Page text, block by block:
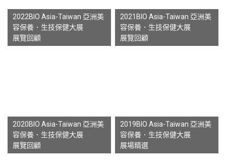
2022BIO Asia-Taiwan 亞洲美
容保養．生技保健大展
展覽回顧
2021BIO Asia-Taiwan 亞洲美
容保養．生技保健大展
展覽回顧
2020BIO Asia-Taiwan 亞洲美
容保養．生技保健大展
展覽回顧
2019BIO Asia-Taiwan 亞洲美
容保養．生技保健大展
展場精選